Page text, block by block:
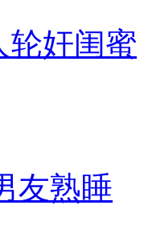
轮奸闺蜜
友熟睡